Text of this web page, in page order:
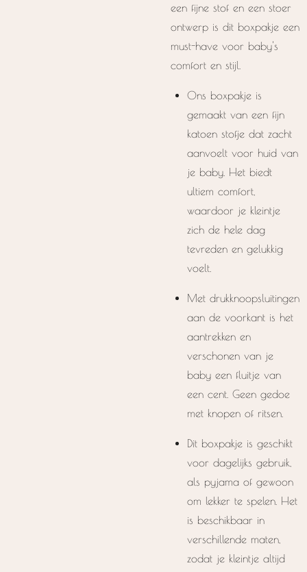
een fijne stof en een stoer
ontwerp is dit boxpakje een
must-have voor baby's
comfort en stijl.
Ons boxpakje is
gemaakt van een fijn
katoen stofje dat zacht
aanvoelt voor huid van
je baby. Het biedt
ultiem comfort,
waardoor je kleintje
zich de hele dag
tevreden en gelukkig
voelt.
Met drukknoopsluitingen
aan de voorkant is het
aantrekken en
verschonen van je
baby een fluitje van
een cent. Geen gedoe
met knopen of ritsen.
Dit boxpakje is geschikt
voor dagelijks gebruik,
als pyjama of gewoon
om lekker te spelen. Het
is beschikbaar in
verschillende maten,
zodat je kleintje altijd